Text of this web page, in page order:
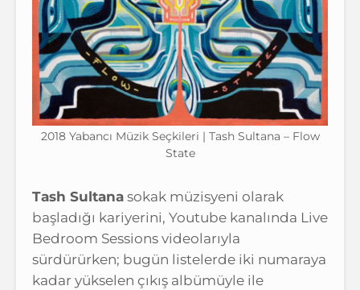
2018 Yabancı Müzik Seçkileri | Tash Sultana – Flow
State
Tash Sultana sokak müzisyeni olarak
başladığı kariyerini, Youtube kanalında Live
Bedroom Sessions videolarıyla
sürdürürken; bugün listelerde iki numaraya
kadar yükselen çıkış albümüyle ile